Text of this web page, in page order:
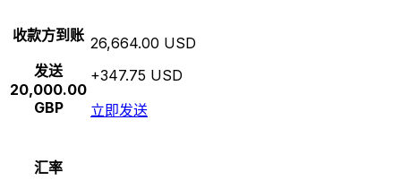
收款方到账
发送
20,000.00
GBP
26,664.00 USD
+347.75 USD
立即发送
汇率